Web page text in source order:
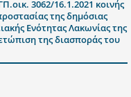
3062/16.1.2021 κοινής
της δημόσιας
Ενότητας Λακωνίας της
της διασποράς του